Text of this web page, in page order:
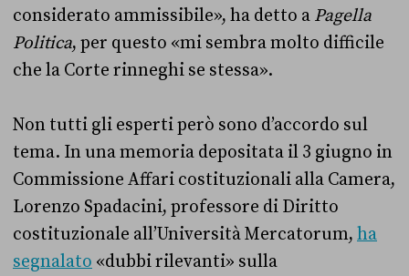
considerato ammissibile», ha detto a Pagella
Politica, per questo «mi sembra molto difficile
che la Corte rinneghi se stessa».
Non tutti gli esperti però sono d’accordo sul
tema. In una memoria depositata il 3 giugno in
Commissione Affari costituzionali alla Camera,
Lorenzo Spadacini, professore di Diritto
costituzionale all’Università Mercatorum, ha
segnalato «dubbi rilevanti» sulla